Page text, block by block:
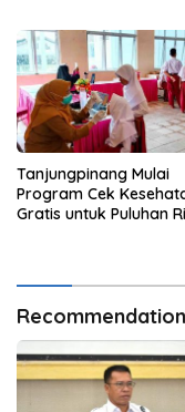
Tanjungpinang Mulai
Program Cek
Gratis untuk Puluhan